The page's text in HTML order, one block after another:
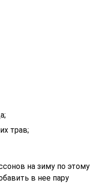
трав;
на зиму по этому
в нее пару